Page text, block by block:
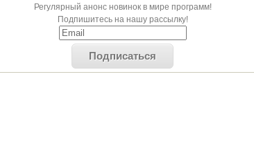
Регулярный анонс новинок в мире программ!
Подпишитесь на нашу рассылку!
Подписаться